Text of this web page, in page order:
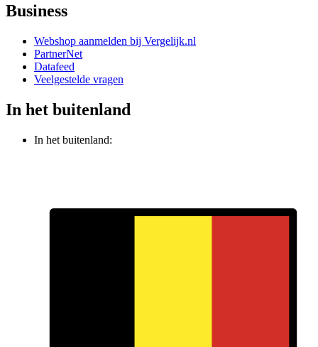
Business
Webshop aanmelden bij Vergelijk.nl
PartnerNet
Datafeed
Veelgestelde vragen
In het buitenland
In het buitenland: